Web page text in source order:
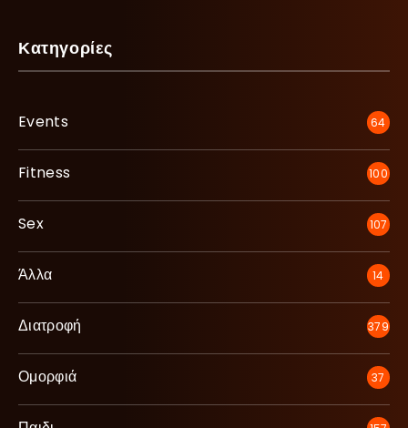
Κατηγορίες
Events 64
Fitness 100
Sex 107
Άλλα 14
Διατροφή 379
Ομορφιά 37